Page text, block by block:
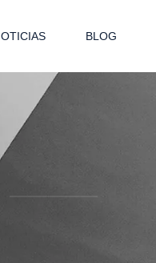
BLOG